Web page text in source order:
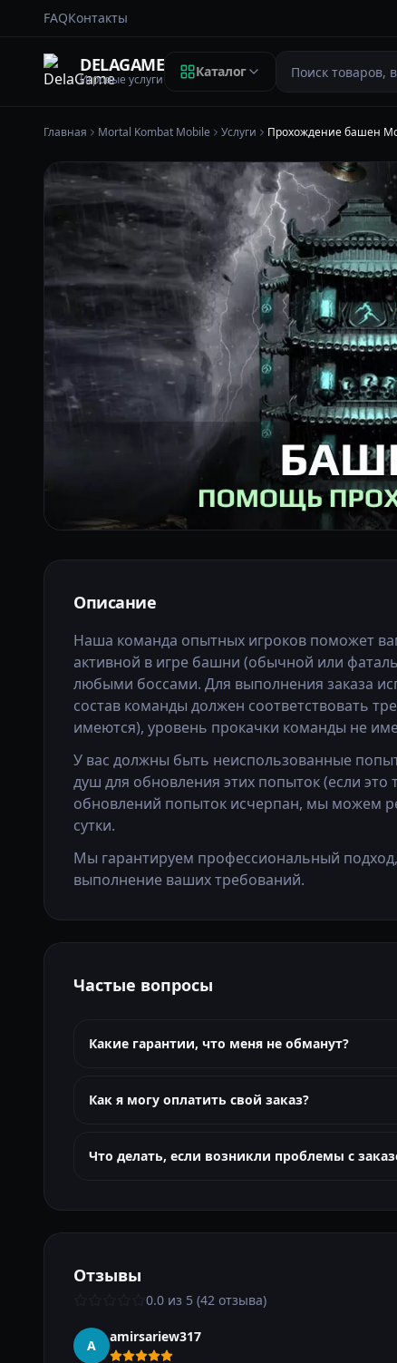
FAQКонтакты
DELAGAME
Игровые услуги Каталог Поиск
Главная Mortal Kombat Mobile Услуги Прохождение башен
Описание
Наша команда опытных игроков поможет
активной в игре башни (обычной или
любыми боссами. Для выполнения заказа
состав команды должен соответствовать
имеются), уровень прокачки команды не
У вас должны быть неиспользованные
душ для обновления этих попыток (если это
обновлений попыток исчерпан, мы можем
сутки.
Мы гарантируем профессиональный
выполнение ваших требований.
Частые вопросы
Какие гарантии, что меня не обманут?
Как я могу оплатить свой заказ?
Что делать, если возникли проблемы с
Отзывы
0.0 из 5 (42 отзыва)
A
amirsariew317